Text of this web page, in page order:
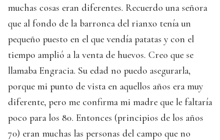
muchas cosas eran diferentes. Recuerdo una señora
que al fondo de la barronca del rianxo tenía un
pequeño puesto en el que vendía patatas y con el
tiempo amplió a la venta de huevos. Creo que se
llamaba Engracia. Su edad no puedo asegurarla,
porque mi punto de vista en aquellos años era muy
diferente, pero me confirma mi madre que le faltaría
poco para los 80. Entonces (principios de los años
70) eran muchas las personas del campo que no